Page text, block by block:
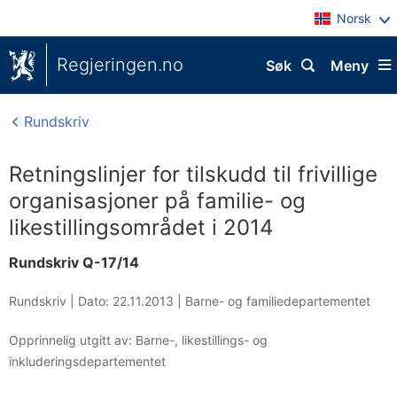
Norsk
Regjeringen.no Meny
Søk
Rundskriv
Retningslinjer for tilskudd til frivillige
organisasjoner på familie- og
likestillingsområdet i 2014
Rundskriv Q-17/14
Rundskriv | Dato: 22.11.2013 Barne- og familiedepartementet
Opprinnelig utgitt av: Barne-, likestillings- og
inkluderingsdepartementet